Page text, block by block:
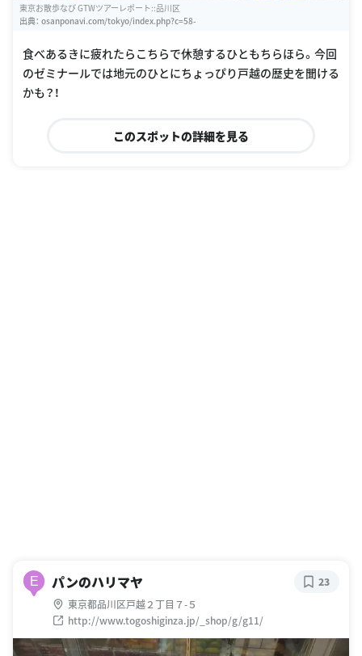
東京お散歩なび GTWツアーレポート::品川区
出典： osanponavi.com/tokyo/index.php?c=58-
食べあるきに疲れたらこちらで休憩するひともちらほら。今回
のゼミナールでは地元のひとにちょっぴり戸越の歴史を聞ける
かも？！
このスポットの詳細を見る
E パンのハリマヤ
東京都品川区戸越２丁目７-５
http://www.togoshiginza.jp/_shop/g/g11/
23